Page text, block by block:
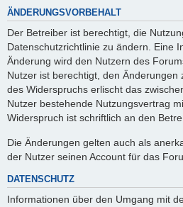
ÄNDERUNGSVORBEHALT
Der Betreiber ist berechtigt, die
Datenschutzrichtlinie zu ändern. Eine
Änderung wird den Nutzern des
Nutzer ist berechtigt, den
des Widerspruchs erlischt das
Nutzer bestehende Nutzungsvertrag
Widerspruch ist schriftlich an den
Die Änderungen gelten auch als
der Nutzer seinen Account für das
DATENSCHUTZ
Informationen über den Umgang mit